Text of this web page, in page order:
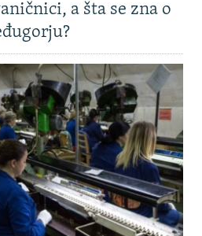
a šta se zna o